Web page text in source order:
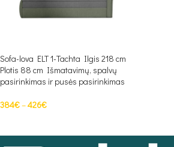
Sofa-lova ELT 1-Tachta Ilgis 218 cm
Plotis 88 cm Išmatavimų, spalvų
pasirinkimas ir pusės pasirinkimas
384€–426€